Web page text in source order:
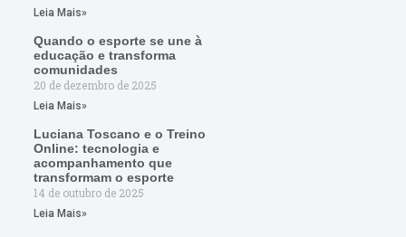
Leia Mais»
Quando o esporte se une à
educação e transforma
comunidades
20 de dezembro de 2025
Leia Mais»
Luciana Toscano e o Treino
Online: tecnologia e
acompanhamento que
transformam o esporte
14 de outubro de 2025
Leia Mais»